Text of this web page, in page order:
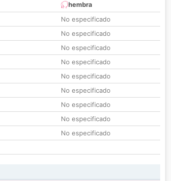
hembra
No especificado
No especificado
No especificado
No especificado
No especificado
No especificado
No especificado
No especificado
No especificado